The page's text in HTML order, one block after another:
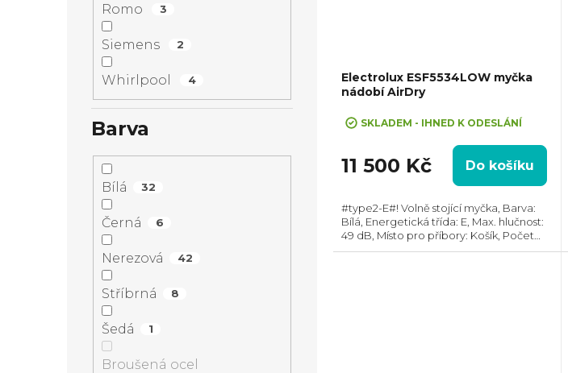
Romo 3
Siemens 2
Whirlpool 4
Barva
Bílá 32
Černá 6
Nerezová 42
Stříbrná 8
Šedá 1
Broušená ocel
Electrolux ESF5534LOW myčka
nádobí AirDry
SKLADEM - IHNED K ODESLÁNÍ
11 500 Kč Do košíku
#type2-E#! Volně stojící myčka, Barva:
Bílá, Energetická třída: E, Max. hlučnost:
49 dB, Místo pro příbory: Košík, Počet
souprav nádobí: 13, Počet programů: 6,